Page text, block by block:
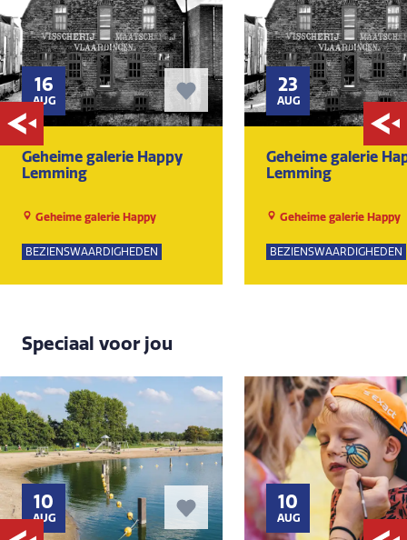
16
AUG
Geheime galerie Happy
Lemming
Geheime galerie Happy
BEZIENSWAARDIGHEDEN
23
AUG
Geheime galerie
Lemming
Geheime galerie Happy
BEZIENSWAARDIGHEDEN
Speciaal voor jou
10
AUG
10
AUG